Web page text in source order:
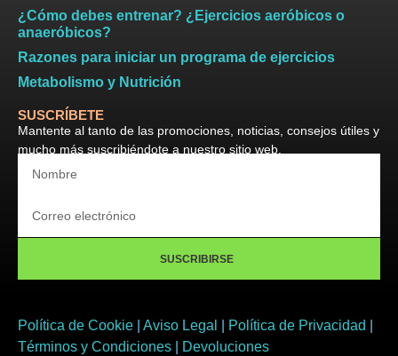
¿Cómo debes entrenar? ¿Ejercicios aeróbicos o
anaeróbicos?
Razones para iniciar un programa de ejercicios
Metabolismo y Nutrición
SUSCRÍBETE
Mantente al tanto de las promociones, noticias, consejos útiles y
mucho más suscribiéndote a nuestro sitio web.
SUSCRIBIRSE
Política de Cookie Aviso Legal Política de Privacidad
Términos y Condiciones
Devoluciones